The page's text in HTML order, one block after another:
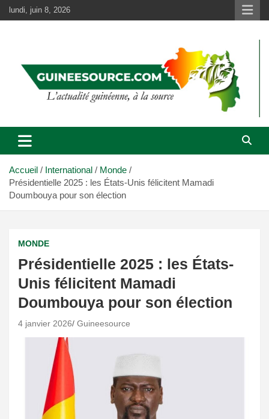
Aller
au
lundi, juin 8, 2026
Accueil International
Monde
Présidentielle 2025 : les États-Unis félicitent Mamadi
Doumbouya pour son élection
MONDE
Présidentielle 2025 : les États-
Unis félicitent Mamadi
Doumbouya pour son élection
4 janvier 2026 Guineesource